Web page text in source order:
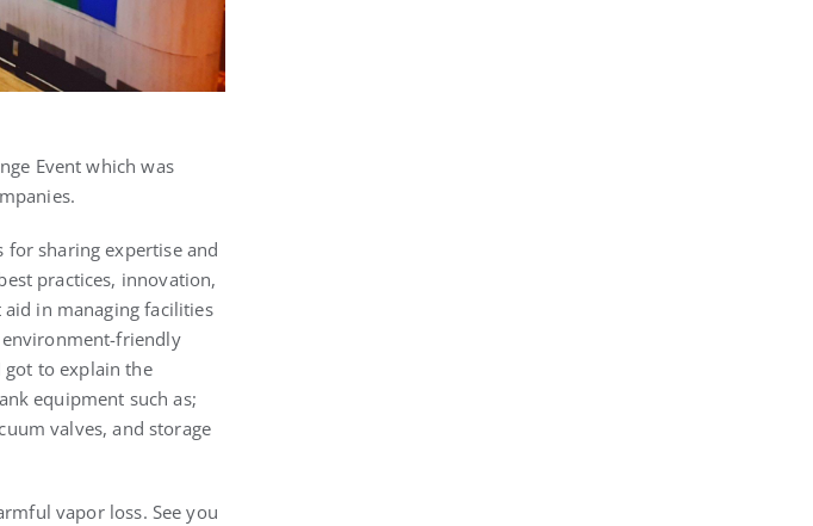
Event which was
sharing expertise and
practices, innovation,
in managing facilities
friendly
got to explain the
equipment such as;
valves, and storage
vapor loss. See you